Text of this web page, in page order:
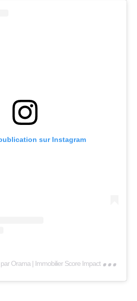
sur Instagram
Une
publication partagée par Orama | Immobilier Score Impact (@orama_patrimoine)